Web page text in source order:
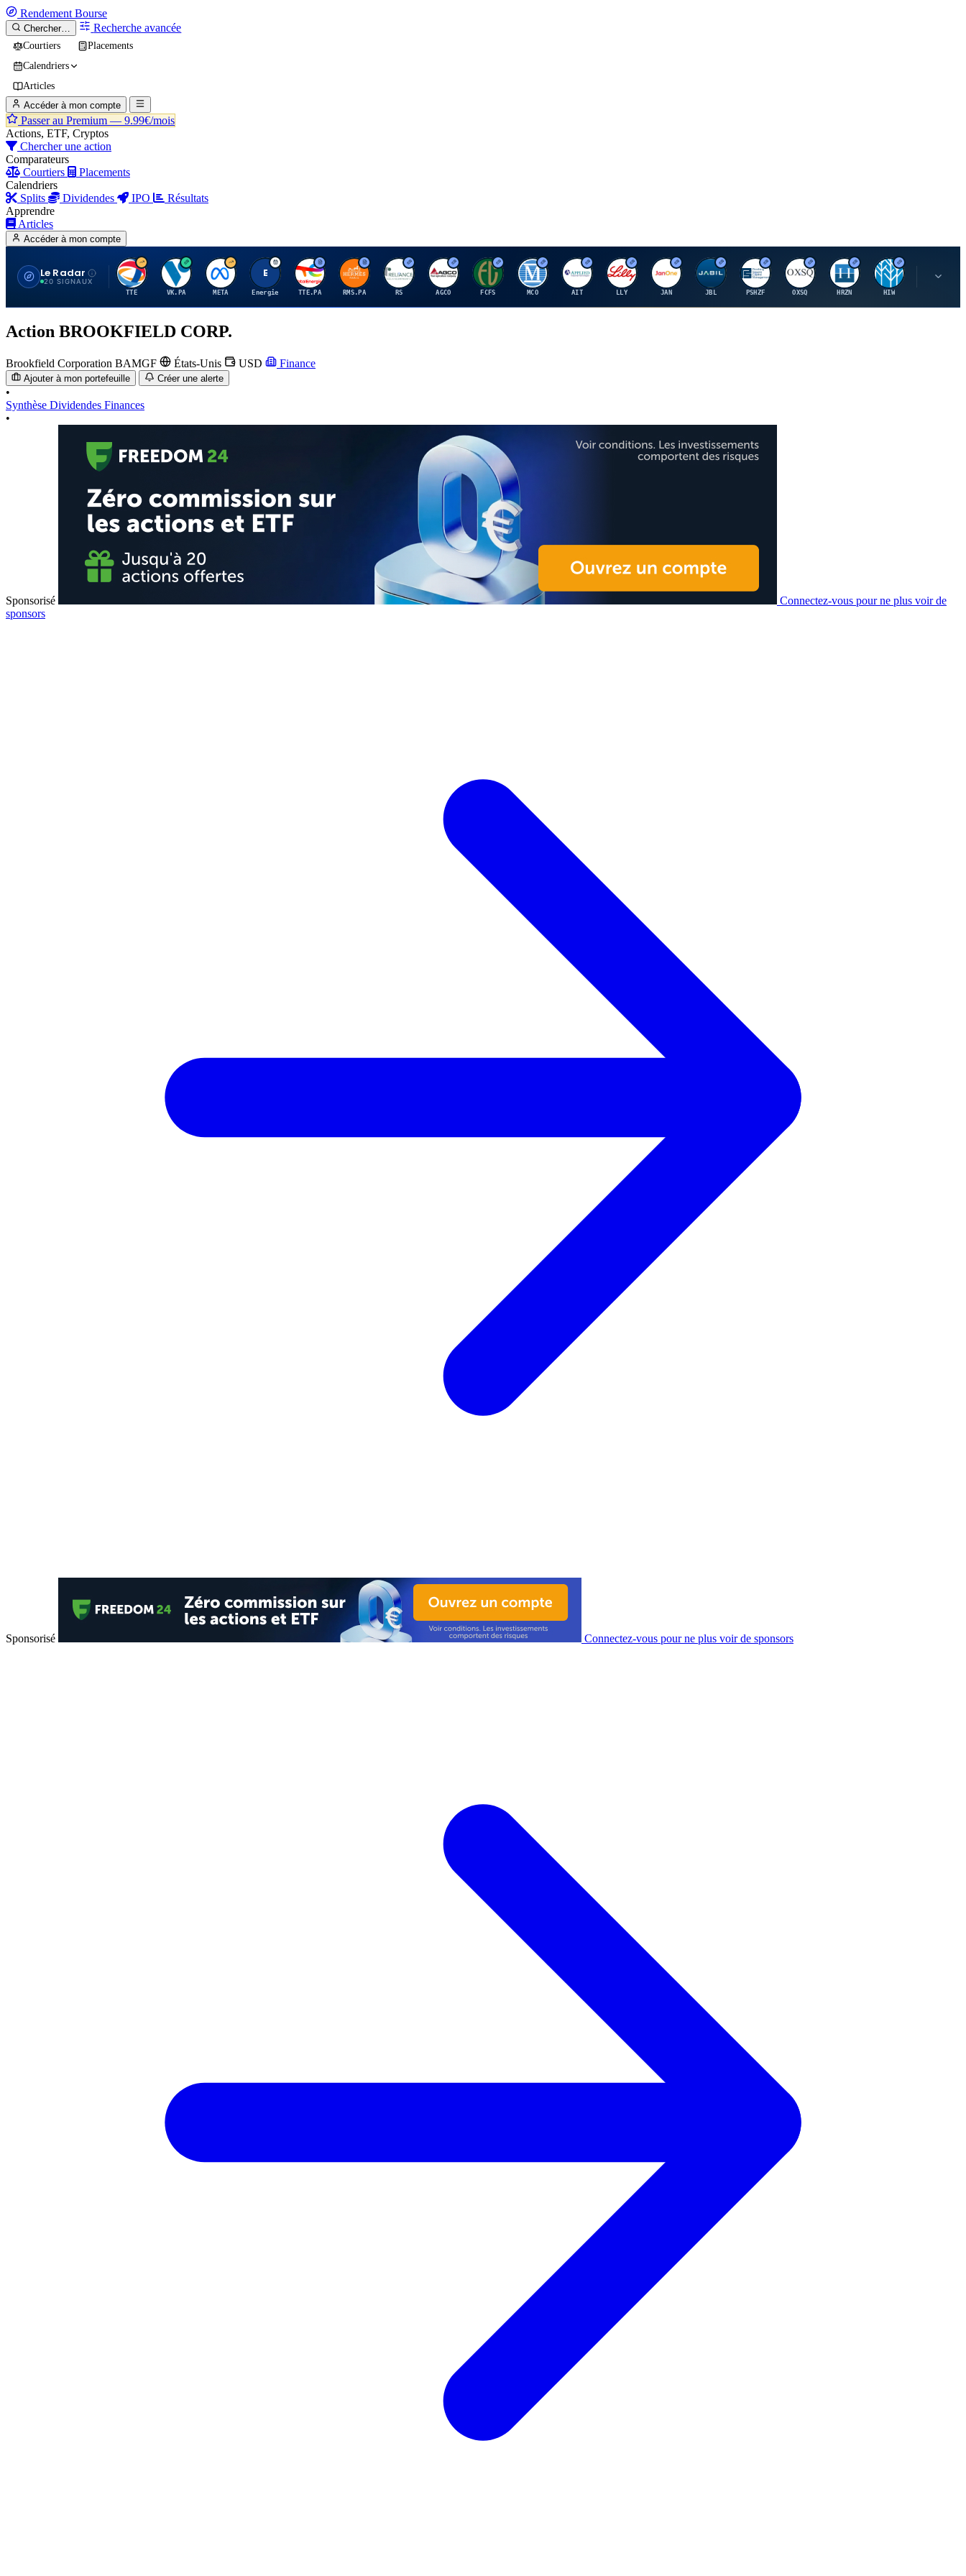
Rendement Bourse
Chercher… Recherche avancée
Courtiers
Placements
Calendriers
Articles
Accéder à mon compte
Passer au Premium — 9.99€/mois
Actions, ETF, Cryptos
Chercher une action
Comparateurs
Courtiers
Placements
Calendriers
Splits
Dividendes IPO
Résultats
Apprendre
Articles
Accéder à mon compte
Le Radar
20 SIGNAUX
T
TTE
V
VK.PA
M
META
E
Energie
T
TTE.PA
H
RMS.PA
R
RS
A
AGCO
F
FCFS
M
MCO
A
AIT
E
LLY
J
JAN
J
JBL
P
PSHZF
O
OXSQ
H
HRZN
H
HIW
U
Action BROOKFIELD CORP.
Brookfield Corporation BAMGF États-Unis USD Finance
Ajouter à mon portefeuille Créer une alerte
•
Synthèse Dividendes Finances
•
Sponsorisé
Connectez-vous pour ne plus voir de
sponsors
Sponsorisé Connectez-vous pour ne plus voir de sponsors